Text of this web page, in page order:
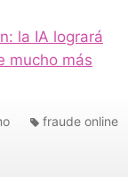
la IA logrará
mucho más
fraude online